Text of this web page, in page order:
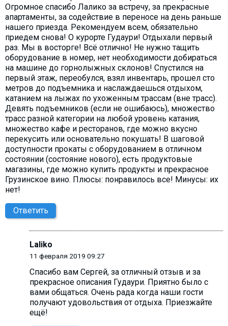
Огромное спасибо Лалико за встречу, за прекрасные
апартаменты, за содействие в переносе на день раньше
нашего приезда. Рекомендуем всем, обязательно
приедем снова! О курорте Гудаури! Отдыхали первый
раз. Мы в восторге! Всё отлично! Не нужно тащить
оборудование в номер, нет необходимости добираться
на машине до горнолыжных склонов! Спустился на
первый этаж, переобулся, взял инвентарь, прошел сто
метров до подъемника и наслаждаешься отдыхом,
катанием на лыжах по ухоженным трассам (вне трасс).
Девять подъемников (если не ошибаюсь), множество
трасс разной категории на любой уровень катания,
множество кафе и ресторанов, где можно вкусно
перекусить или основательно покушать! В шаговой
доступности прокаты с оборудованием в отличном
состоянии (состояние нового), есть продуктовые
магазины, где можно купить продукты и прекрасное
Грузинское вино. Плюсы: понравилось все! Минусы: их
нет!
Ответить
Laliko
11 февраля 2019 09:27
Cпасибо вам Сергей, за отличный отзыв и за
прекрасное описания Гудаури. Приятно было с
вами общаться. Очень рада когда наши гости
получают удовольствия от отдыха. Приезжайте
ещё!